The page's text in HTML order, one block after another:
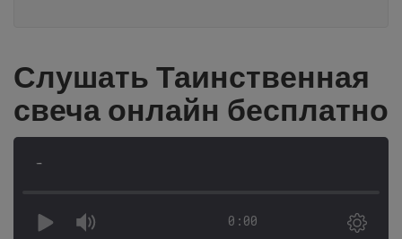
Слушать Таинственная
свеча онлайн бесплатно
-
0:00